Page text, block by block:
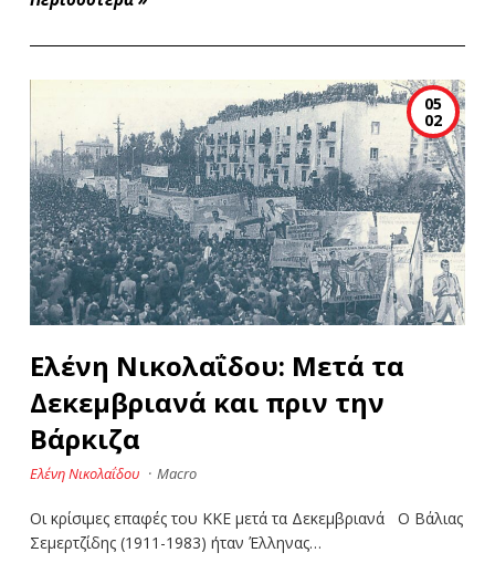
05
02
Ελένη Νικολαΐδου: Μετά τα
Δεκεμβριανά και πριν την
Βάρκιζα
Ελένη Νικολαΐδου · Macro
Οι κρίσιμες επαφές του ΚΚΕ μετά τα Δεκεμβριανά Ο Βάλιας
Σεμερτζίδης (1911-1983) ήταν Έλληνας…